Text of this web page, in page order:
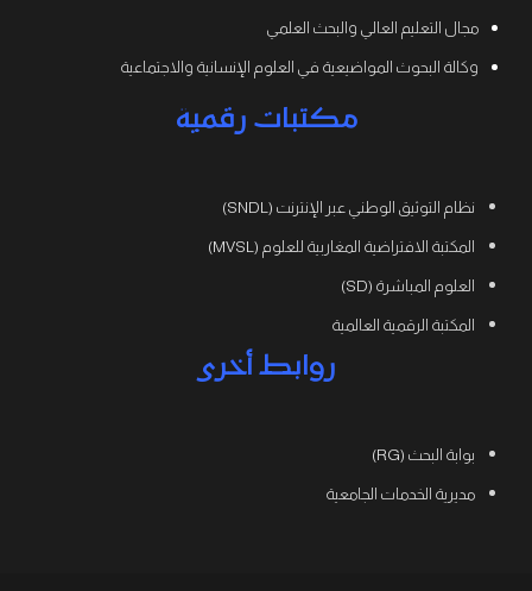
مجال التعليم العالي والبحث العلمي
وكالة البحوث المواضيعية في العلوم الإنسانية والاجتماعية
مكتبات رقمية
نظام التوثيق الوطني عبر الإنترنت (SNDL)
المكتبة الافتراضية المغاربية للعلوم (MVSL)
العلوم المباشرة (SD)
المكتبة الرقمية العالمية
روابط أخرى
بوابة البحث (RG)
مديرية الخدمات الجامعية